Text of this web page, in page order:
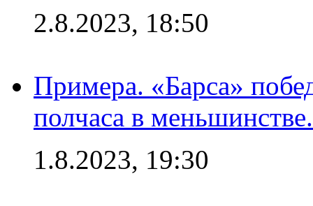
2.8.2023, 18:50
Примера. «Барса»
полчаса в
1.8.2023, 19:30